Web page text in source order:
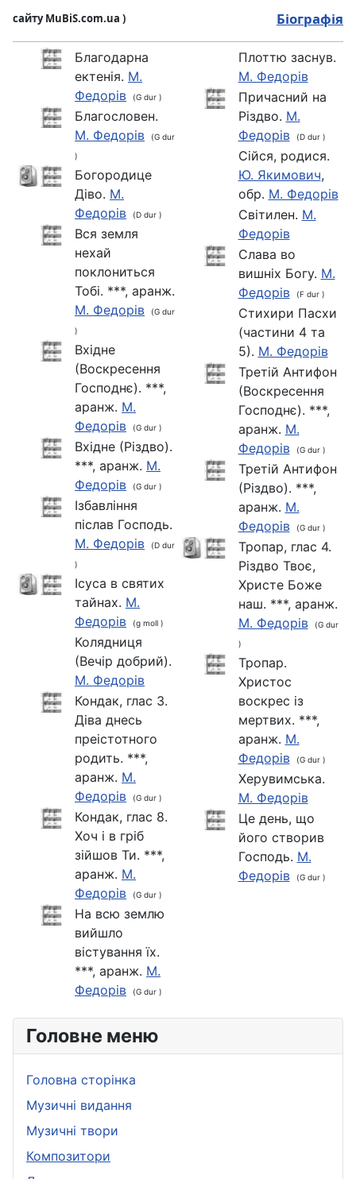
Головне меню
Головна сторінка
Музичні видання
Музичні твори
Композитори
сайту MuBiS.com.ua )
Біографія
Благодарна
ектенія. М.
Федорів
(G dur )
Благословен.
М. Федорів
(G dur
)
Богородице
Діво. М.
Федорів
(D dur )
Вся земля
нехай
поклониться
Тобі. ***, аранж.
М. Федорів
(G dur
)
Вхідне
(Воскресення
Господнє). ***,
аранж. М.
Федорів
(G dur )
Вхідне (Різдво).
***, аранж. М.
Федорів
(G dur )
Ізбавління
післав Господь.
М. Федорів
(D dur
)
Ісуса в святих
тайнах. М.
Федорів
(g moll )
Колядниця
(Вечiр добрий).
М. Федорів
Кондак, глас 3.
Діва днесь
преістотного
родить. ***,
аранж. М.
Федорів
(G dur )
Кондак, глас 8.
Хоч і в гріб
зійшов Ти. ***,
аранж. М.
Федорів
(G dur )
На всю землю
вийшло
вістування їх.
***, аранж. М.
Федорів
(G dur )
Плоттю заснув.
М. Федорів
Причасний на
Різдво. М.
Федорів
(D dur )
Сiйся, родися.
Ю. Якимович,
обр. М. Федорів
Світилен. М.
Федорів
Слава во
вишніх Богу. М.
Федорів
(F dur )
Стихири Пасхи
(частини 4 та
5). М. Федорів
Третій Антифон
(Воскресення
Господнє). ***,
аранж. М.
Федорів
(G dur )
Третій Антифон
(Різдво). ***,
аранж. М.
Федорів
(G dur )
Тропар, глас 4.
Різдво Твоє,
Христе Боже
наш. ***, аранж.
М. Федорів
(G dur
)
Тропар.
Христос
воскрес із
мертвих. ***,
аранж. М.
Федорів
(G dur )
Херувимська.
М. Федорів
Це день, що
його створив
Господь. М.
Федорів
(G dur )